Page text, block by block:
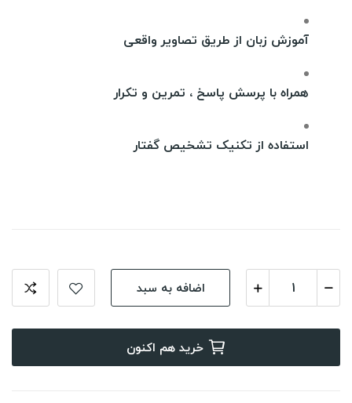
آموزش زبان از طریق تصاویر واقعی
همراه با پرسش پاسخ ، تمرین و تکرار
استفاده از تکنیک تشخیص گفتار
اضافه به سبد
خرید هم اکنون